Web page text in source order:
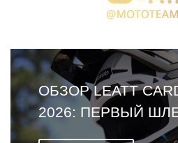
ОБЗОР LEATT
2026: ПЕРВЫЙ
ВСТРОЕННОЙ